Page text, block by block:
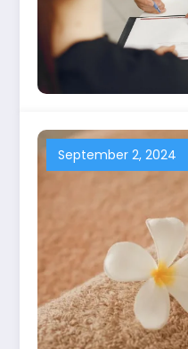
September 2, 2024